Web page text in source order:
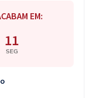
EM:
10
SEG